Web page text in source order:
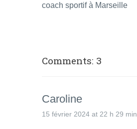
coach sportif à Marseille
Comments: 3
Caroline
15 février 2024 at 22 h 29 min